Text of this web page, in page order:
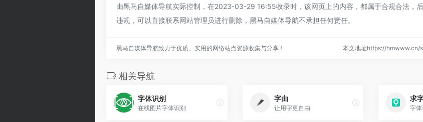
由黑马自媒体导航实际控制，在2023-03-29 16:55收录时，该网页上的内容，都属于合规合法，
违规，可以直接联系网站管理员进行删除，黑马自媒体导航不承担任何责任。
黑马自媒体导航致力于优质、实用的网络站点资源收集与分享！ 本文地址https://hmwww.cn/
相关导航
字体识别
在线图片字体识别
字由
让用字更自由
求
字